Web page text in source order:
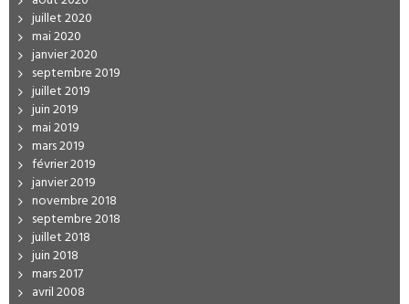
juillet 2020
mai 2020
janvier 2020
septembre 2019
juillet 2019
juin 2019
mai 2019
mars 2019
février 2019
janvier 2019
novembre 2018
septembre 2018
juillet 2018
juin 2018
mars 2017
avril 2008